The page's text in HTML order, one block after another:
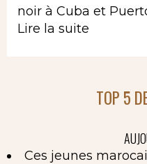
noir à Cuba et
Lire la suite
TOP 5
Ces jeunes